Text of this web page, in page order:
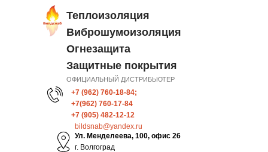
Теплоизоляция
Виброшумоизоляция
Огнезащита
Защитные покрытия
+7 (962) 760-18-84;
+7(962) 760-17-84
+7 (905) 482-12-12
Ул. Менделеева, 100, офис 26
bildsnab@yandex.ru
ОФИЦИАЛЬНЫЙ ДИСТРИБЬЮТЕР
г. Волгоград